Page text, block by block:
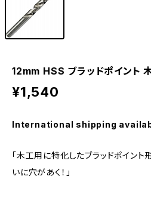
12mm HSS ブラッドポイント
¥1,540
International shipping
「木工用に特化したブラッドポイント
いに穴があく！」